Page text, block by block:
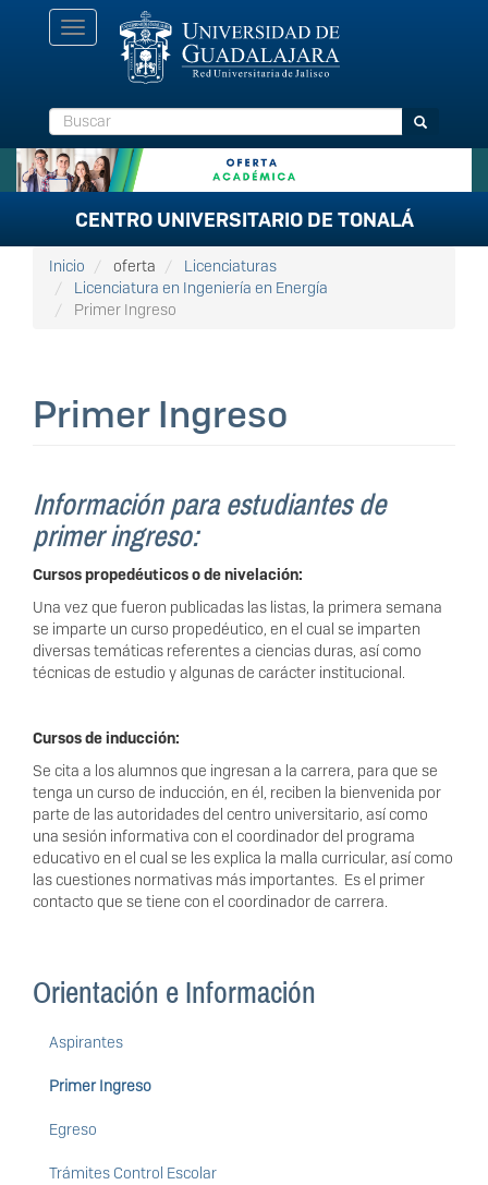
Toggle
navigation
Buscar Buscar
CENTRO UNIVERSITARIO DE TONALÁ
Inicio oferta
Licenciaturas
Licenciatura en Ingeniería en Energía
Primer Ingreso
Primer Ingreso
Información para estudiantes de
primer ingreso:
Cursos propedéuticos o de nivelación:
Una vez que fueron publicadas las listas, la primera semana
se imparte un curso propedéutico, en el cual se imparten
diversas temáticas referentes a ciencias duras, así como
técnicas de estudio y algunas de carácter institucional.
Cursos de inducción:
Se cita a los alumnos que ingresan a la carrera, para que se
tenga un curso de inducción, en él, reciben la bienvenida por
parte de las autoridades del centro universitario, así como
una sesión informativa con el coordinador del programa
educativo en el cual se les explica la malla curricular, así como
las cuestiones normativas más importantes. Es el primer
contacto que se tiene con el coordinador de carrera.
Orientación e Información
Aspirantes
Primer Ingreso
Egreso
Trámites Control Escolar